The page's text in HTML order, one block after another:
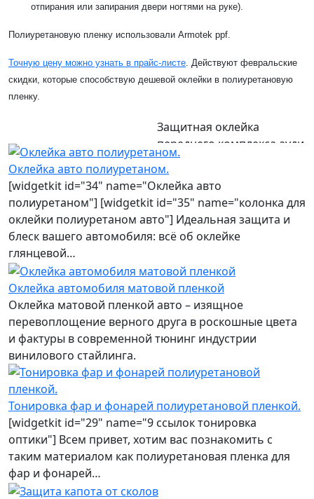
отпирания или запирания двери ногтями на руке).
Полиуретановую пленку использовали Armotek ppf.
Точную цену можно узнать в прайс-листе . Действуют февральские
скидки, которые способствую дешевой оклейки в полиуретановую
пленку.
Защитная оклейка
переднего комплекса ауди
а4
Оклейка авто полиуретаном.
[widgetkit id="34" name="Оклейка авто
полиуретаном"] [widgetkit id="35" name="колонка для
оклейки полиуретаном авто"] Идеальная защита и
блеск вашего автомобиля: всё об оклейке
глянцевой…
Оклейка автомобиля матовой пленкой
Оклейка матовой пленкой авто – изящное
перевоплощение верного друга в роскошные цвета
и фактуры в современной тюнинг индустрии
винилового стайлинга.
Тонировка фар и фонарей полиуретановой пленкой.
[widgetkit id="29" name="9 ссылок тонировка
оптики"] Всем привет, хотим вас познакомить с
таким материалом как полиуретановая пленка для
фар и фонарей…